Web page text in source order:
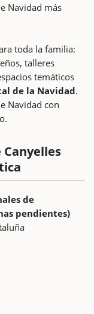
Navidad más
toda la familia:
talleres
temáticos
de la Navidad.
Navidad con
Canyelles
de
pendientes)